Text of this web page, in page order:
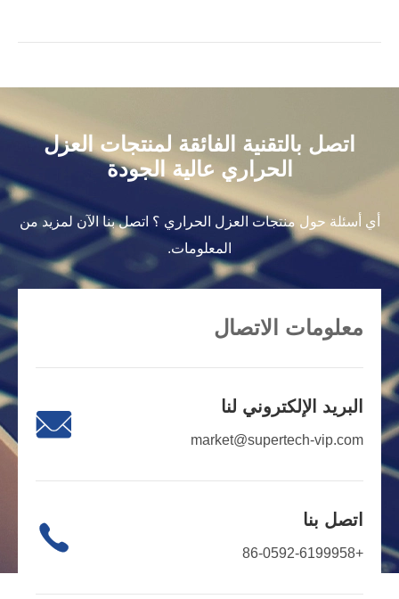
اتصل بالتقنية الفائقة لمنتجات العزل
الحراري عالية الجودة
أي أسئلة حول منتجات العزل الحراري ؟ اتصل بنا الآن لمزيد من
المعلومات.
معلومات الاتصال
 البريد الإلكتروني لنا
market@supertech-vip.com
 اتصل بنا
+86-0592-6199958